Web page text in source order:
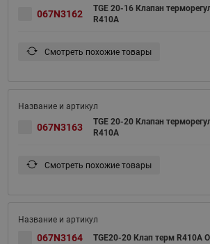
067N3162
TGE 20-16 Клапан
R410A
Смотреть похожие товары
067N3163
TGE 20-20 Клапан
R410A
Смотреть похожие товары
067N3164 TGE20-20 Клап терм R410A